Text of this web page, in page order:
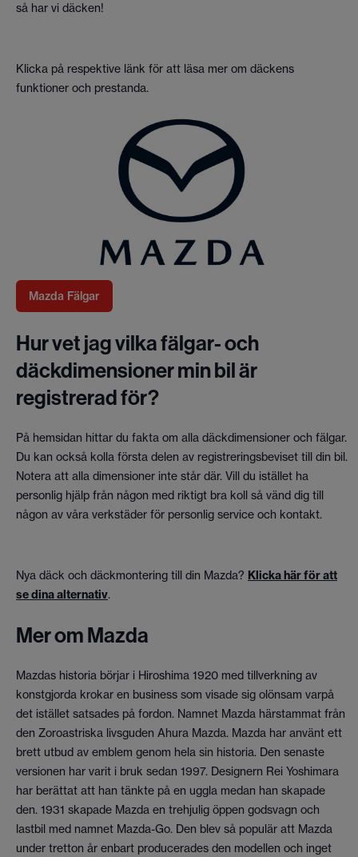
så har vi däcken!
Klicka på respektive länk för att läsa mer om däckens
funktioner och prestanda.
Mazda Fälgar
Hur vet jag vilka fälgar- och
däckdimensioner min bil är
registrerad för?
På hemsidan hittar du fakta om alla däckdimensioner och fälgar.
Du kan också kolla första delen av registreringsbeviset till din bil.
Notera att alla dimensioner inte står där. Vill du istället ha
personlig hjälp från någon med riktigt bra koll så vänd dig till
någon av våra verkstäder för personlig service och kontakt.
Nya däck och däckmontering till din Mazda? Klicka här för att
se dina alternativ.
Mer om Mazda
Mazdas historia börjar i Hiroshima 1920 med tillverkning av
konstgjorda krokar en business som visade sig olönsam varpå
det istället satsades på fordon. Namnet Mazda härstammat från
den Zoroastriska livsguden Ahura Mazda. Mazda har använt ett
brett utbud av emblem genom hela sin historia. Den senaste
versionen har varit i bruk sedan 1997. Designern Rei Yoshimara
har berättat att han tänkte på en uggla medan han skapade
den. 1931 skapade Mazda en trehjulig öppen godsvagn och
lastbil med namnet Mazda-Go. Den blev så populär att Mazda
under tretton år enbart producerades den modellen och inget